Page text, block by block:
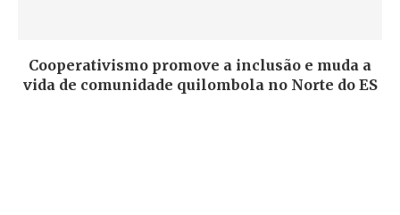
Cooperativismo promove a inclusão e muda a
vida de comunidade quilombola no Norte do ES